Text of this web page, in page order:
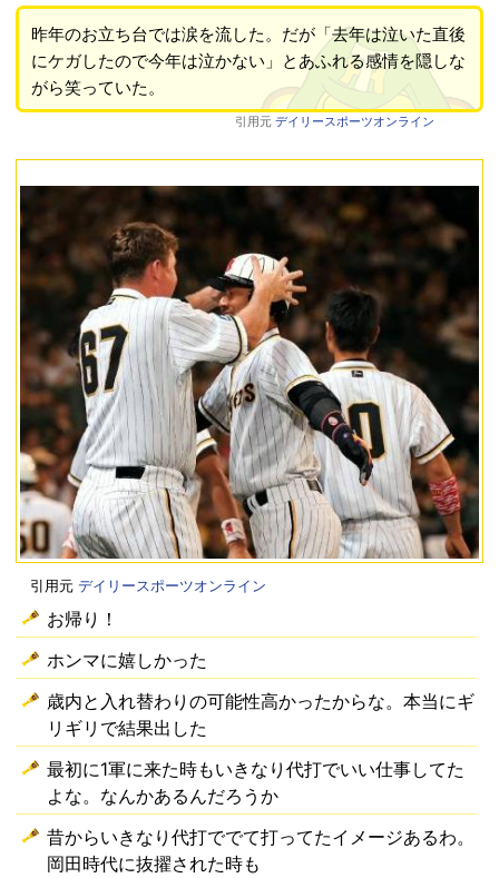
昨年のお立ち台では涙を流した。だが「去年は泣いた直後
にケガしたので今年は泣かない」とあふれる感情を隠しな
がら笑っていた。
引用元 デイリースポーツオンライン
引用元デイリースポーツオンライン
お帰り！
ホンマに嬉しかった
歳内と入れ替わりの可能性高かったからな。本当にギ
リギリで結果出した
最初に1軍に来た時もいきなり代打でいい仕事してた
よな。なんかあるんだろうか
昔からいきなり代打ででて打ってたイメージあるわ。
岡田時代に抜擢された時も